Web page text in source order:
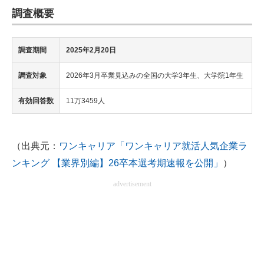
調査概要
調査期間 2025年2月20日
調査対象 2026年3月卒業見込みの全国の大学3年生、大学院1年生
有効回答数 11万3459人
（出典元： ワンキャリア「ワンキャリア就活人気企業ラ
ンキング 【業界別編】26卒本選考期速報を公開」
）
advertisement